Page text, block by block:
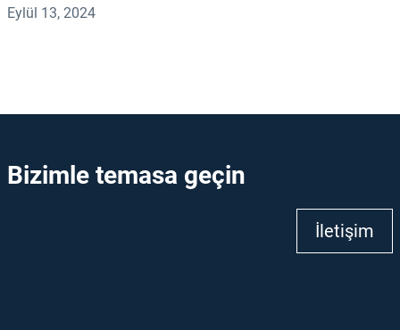
Eylül 13, 2024
Bizimle temasa geçin
İletişim